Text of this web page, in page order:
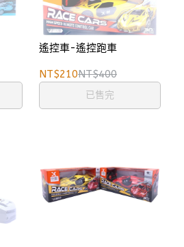
遙控車-遙控跑車
NT$210NT$400
已售完